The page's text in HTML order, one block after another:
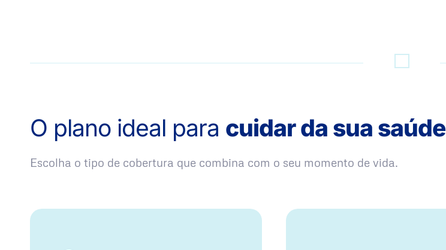
O plano ideal para cuidar da sua saúde
Escolha o tipo de cobertura que combina com o seu momento de vida.